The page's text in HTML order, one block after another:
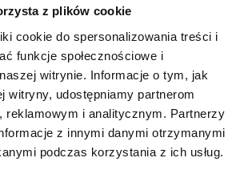
z plików cookie
cookie do spersonalizowania treści i
funkcje społecznościowe i
witrynie. Informacje o tym, jak
witryny, udostępniamy partnerom
reklamowym i analitycznym. Partnerzy
z innymi danymi otrzymanymi
podczas korzystania z ich usług.